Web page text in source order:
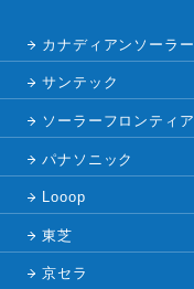
カナディアンソーラー
サンテック
ソーラーフロンティア
パナソニック
Looop
東芝
京セラ